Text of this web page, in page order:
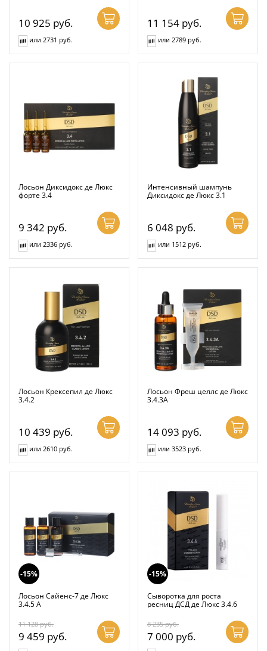
10 925 руб.
или 2731 руб.
11 154 руб.
или 2789 руб.
Лосьон Диксидокс де Люкс
форте 3.4
9 342 руб.
или 2336 руб.
Интенсивный шампунь
Диксидокс де Люкс 3.1
6 048 руб.
или 1512 руб.
Лосьон Крексепил де Люкс
3.4.2
10 439 руб.
или 2610 руб.
Лосьон Фреш целлс де Люкс
3.4.3А
14 093 руб.
или 3523 руб.
-15%
Лосьон Сайенс-7 де Люкс
3.4.5 А
11 128руб.
9 459 руб.
-15%
Сыворотка для роста
ресниц ДСД де Люкс 3.4.6
8 235руб.
7 000 руб.